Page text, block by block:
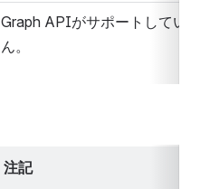
Graph APIがサポートしていま
ん。
注記